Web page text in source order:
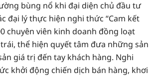
bùng nổ khi đại diện chủ đầu tư
đại lý thực hiện nghi thức “Cam kết
chuyên viên kinh doanh đồng loạt
thể hiện quyết tâm đưa những sản
giá trị đến tay khách hàng. Nghi
khởi động chiến dịch bán hàng, khơi